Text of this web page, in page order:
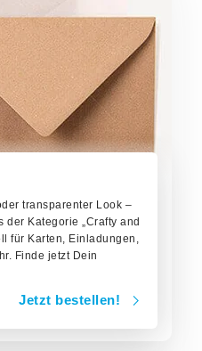
transparenter Look –
Kategorie „Crafty and
für Karten, Einladungen,
Finde jetzt Dein
Jetzt bestellen!